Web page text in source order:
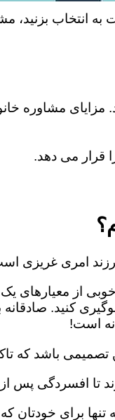
انتخاب بزنید،
مزایای مشاوره
قرار می دهد.
امری غریزی
از معیارهای
کنید.
است!
باشد که
تا افسردگی پس
تنها برای خودتان